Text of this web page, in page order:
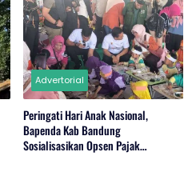
Advertorial
Peringati Hari Anak Nasional,
Bapenda Kab Bandung
Sosialisasikan Opsen Pajak